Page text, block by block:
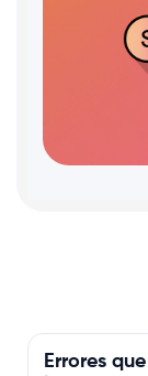
Errores